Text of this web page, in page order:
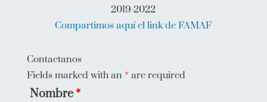
2019-2022
Compartimos aquí el link de FAMAF
Contactanos
Fields marked with an * are required
Nombre *